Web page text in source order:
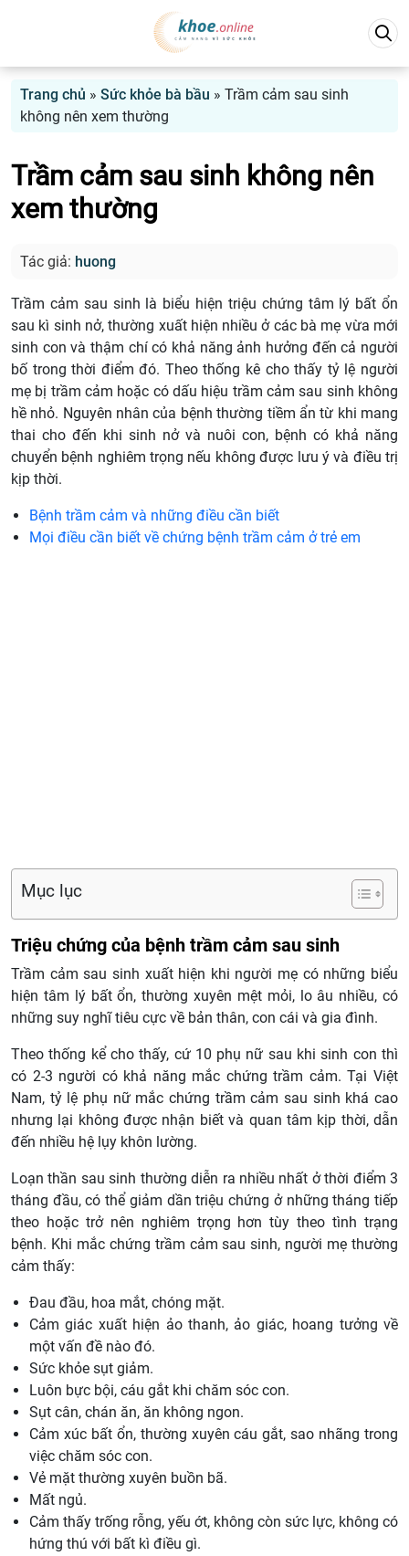
Trang chủ » Sức khỏe bà bầu » Trầm cảm sau sinh
không nên xem thường
Trầm cảm sau sinh không nên
xem thường
Tác giả: huong
Trầm cảm sau sinh là biểu hiện triệu chứng tâm lý bất ổn
sau kì sinh nở, thường xuất hiện nhiều ở các bà mẹ vừa mới
sinh con và thậm chí có khả năng ảnh hưởng đến cả người
bố trong thời điểm đó. Theo thống kê cho thấy tỷ lệ người
mẹ bị trầm cảm hoặc có dấu hiệu trầm cảm sau sinh không
hề nhỏ. Nguyên nhân của bệnh thường tiềm ẩn từ khi mang
thai cho đến khi sinh nở và nuôi con, bệnh có khả năng
chuyển bệnh nghiêm trọng nếu không được lưu ý và điều trị
kịp thời.
Bệnh trầm cảm và những điều cần biết
Mọi điều cần biết về chứng bệnh trầm cảm ở trẻ em
Mục lục
Triệu chứng của bệnh trầm cảm sau sinh
Trầm cảm sau sinh xuất hiện khi người mẹ có những biểu
hiện tâm lý bất ổn, thường xuyên mệt mỏi, lo âu nhiều, có
những suy nghĩ tiêu cực về bản thân, con cái và gia đình.
Theo thống kể cho thấy, cứ 10 phụ nữ sau khi sinh con thì
có 2-3 người có khả năng mắc chứng trầm cảm. Tại Việt
Nam, tỷ lệ phụ nữ mắc chứng trầm cảm sau sinh khá cao
nhưng lại không được nhận biết và quan tâm kịp thời, dẫn
đến nhiều hệ lụy khôn lường.
Loạn thần sau sinh thường diễn ra nhiều nhất ở thời điểm 3
tháng đầu, có thể giảm dần triệu chứng ở những tháng tiếp
theo hoặc trở nên nghiêm trọng hơn tùy theo tình trạng
bệnh. Khi mắc chứng trầm cảm sau sinh, người mẹ thường
cảm thấy:
Đau đầu, hoa mắt, chóng mặt.
Cảm giác xuất hiện ảo thanh, ảo giác, hoang tưởng về
một vấn đề nào đó.
Sức khỏe sụt giảm.
Luôn bực bội, cáu gắt khi chăm sóc con.
Sụt cân, chán ăn, ăn không ngon.
Cảm xúc bất ổn, thường xuyên cáu gắt, sao nhãng trong
việc chăm sóc con.
Vẻ mặt thường xuyên buồn bã.
Mất ngủ.
Cảm thấy trống rỗng, yếu ớt, không còn sức lực, không có
hứng thú với bất kì điều gì.